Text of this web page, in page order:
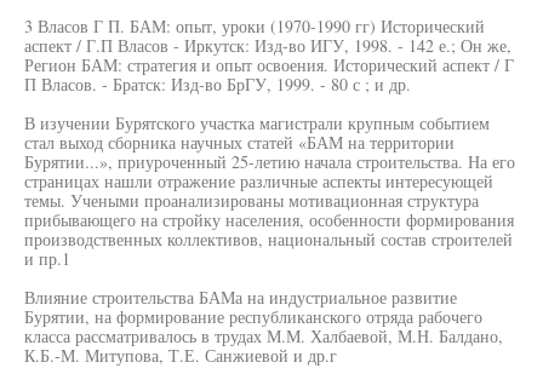
3 Власов Г П. БАМ: опыт, уроки (1970-1990 гг) Исторический
аспект / Г.П Власов - Иркутск: Изд-во ИГУ, 1998. - 142 е.; Он же,
Регион БАМ: стратегия и опыт освоения. Исторический аспект / Г
П Власов. - Братск: Изд-во БрГУ, 1999. - 80 с ; и др.
В изучении Бурятского участка магистрали крупным событием
стал выход сборника научных статей «БАМ на территории
Бурятии...», приуроченный 25-летию начала строительства. На его
страницах нашли отражение различные аспекты интересующей
темы. Учеными проанализированы мотивационная структура
прибывающего на стройку населения, особенности формирования
производственных коллективов, национальный состав строителей
и пр.1
Влияние строительства БАМа на индустриальное развитие
Бурятии, на формирование республиканского отряда рабочего
класса рассматривалось в трудах М.М. Халбаевой, М.Н. Балдано,
К.Б.-М. Митупова, Т.Е. Санжиевой и др.г